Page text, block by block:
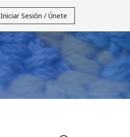
Iniciar Sesión / Únete